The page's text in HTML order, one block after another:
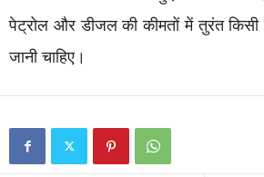
पेट्रोल और डीजल की कीमतों में तुरंत किसी
जानी चाहिए।